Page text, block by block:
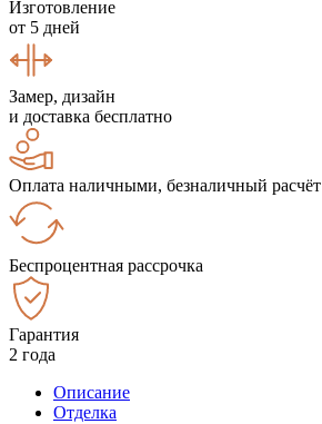
Изготовление
от 5 дней
Замер, дизайн
и доставка бесплатно
Оплата наличными, безналичный расчёт
Беспроцентная рассрочка
Гарантия
2 года
Описание
Отделка